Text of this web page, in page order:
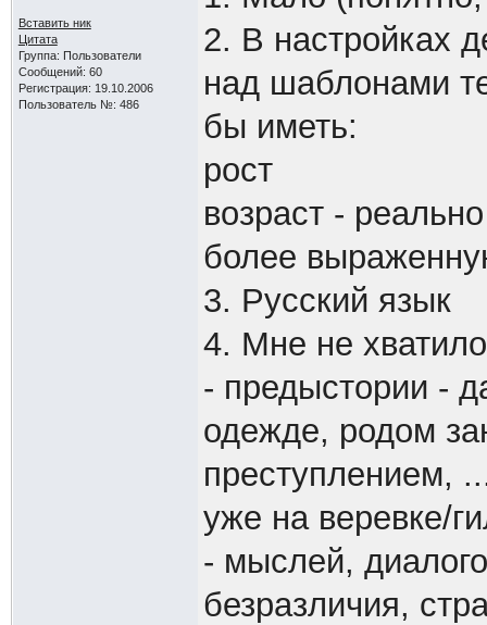
Вставить ник
Цитата
Группа: Пользователи
Сообщений: 60
Регистрация: 19.10.2006
Пользователь №: 486
2. В настройках
над шаблонами
бы иметь:
рост
возраст -
более
3. Русский язык
4. Мне не
- предыстории -
одежде, родом
преступлением,
уже на веревке/
- мыслей,
безразличия,